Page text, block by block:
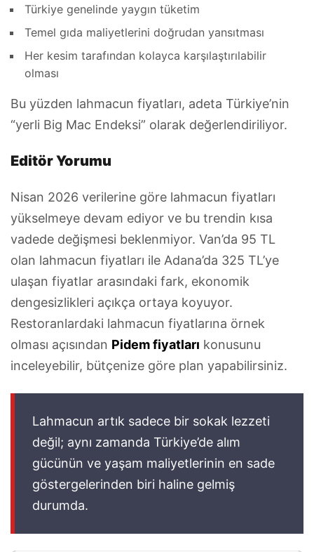
Türkiye genelinde yaygın tüketim
Temel gıda maliyetlerini doğrudan yansıtması
Her kesim tarafından kolayca karşılaştırılabilir
olması
Bu yüzden lahmacun fiyatları, adeta Türkiye’nin
“yerli Big Mac Endeksi” olarak değerlendiriliyor.
Editör Yorumu
Nisan 2026 verilerine göre lahmacun fiyatları
yükselmeye devam ediyor ve bu trendin kısa
vadede değişmesi beklenmiyor. Van’da 95 TL
olan lahmacun fiyatları ile Adana’da 325 TL’ye
ulaşan fiyatlar arasındaki fark, ekonomik
dengesizlikleri açıkça ortaya koyuyor.
Restoranlardaki lahmacun fiyatlarına örnek
olması açısından Pidem fiyatları konusunu
inceleyebilir, bütçenize göre plan yapabilirsiniz.
Lahmacun artık sadece bir sokak lezzeti
değil; aynı zamanda Türkiye’de alım
gücünün ve yaşam maliyetlerinin en sade
göstergelerinden biri haline gelmiş
durumda.